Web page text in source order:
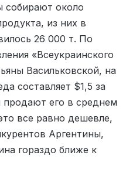
собирают около
из них в
26 000 т. По
«Всеукраинского
Васильковской, на
составляет $1,5 за
его в среднем
все равно дешевле,
Аргентины,
гораздо ближе к